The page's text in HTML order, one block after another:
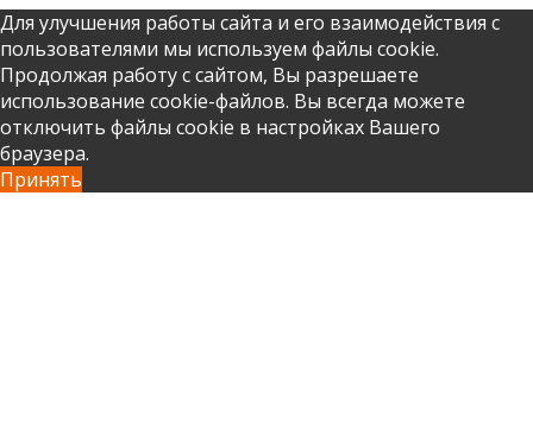
Для улучшения работы сайта и его взаимодействия с
пользователями мы используем файлы cookie.
Продолжая работу с сайтом, Вы разрешаете
использование cookie-файлов. Вы всегда можете
отключить файлы cookie в настройках Вашего
браузера.
Принять